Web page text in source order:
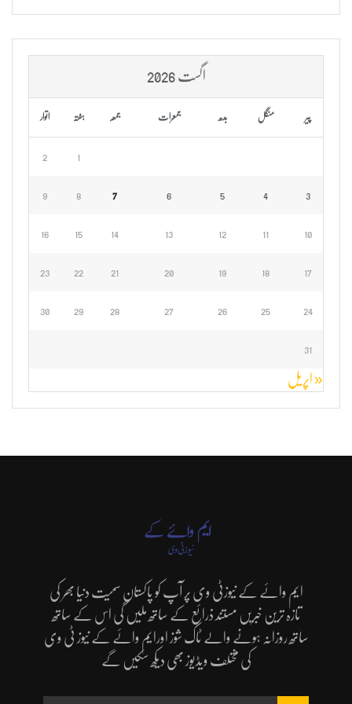
اگست 2026
پیر منگل بدھ جمعرات جمعہ ہفتہ اتوار
1
2
3
4
5
6
7
8
9
10
11
12
13
14
15
16
17
18
19
20
21
22
23
24
25
26
27
28
29
30
31
« اپریل
ایم وائے کے نیوزٹی وی پر آپ کو پاکستان سمیت دنیا بھر کی
تازہ ترین خبریں مستند ذرائع کے ساتھ ملیں گی اس کے ساتھ
ساتھ روزانہ ہونے والے ٹاک شوز اورایم وائے کے نیوز ٹی وی
کی مختلف ویڈیوز بھی دیکھ سکیں گے